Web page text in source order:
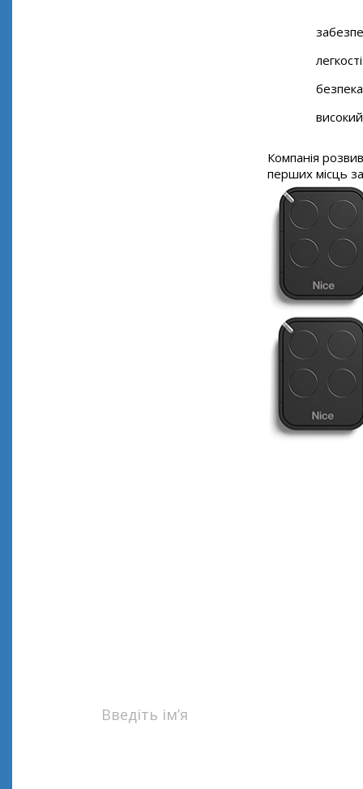
Компанія
перших місць за